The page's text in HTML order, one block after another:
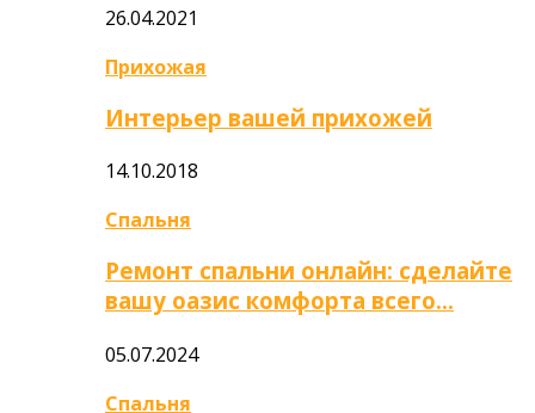
26.04.2021
Прихожая
Интерьер вашей прихожей
14.10.2018
Спальня
Ремонт спальни онлайн: сделайте
вашу оазис комфорта всего…
05.07.2024
Спальня